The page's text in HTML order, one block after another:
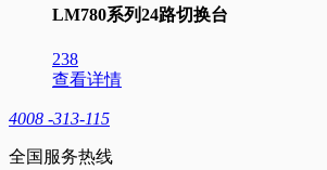
LM780系列24路切换台
238
查看详情
4008 -313-115
全国服务热线